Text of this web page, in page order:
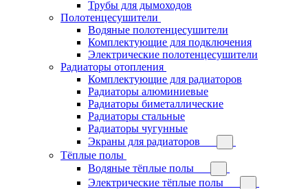
Трубы для дымоходов
Полотенцесушители
Водяные полотенцесушители
Комплектующие для подключения
Электрические полотенцесушители
Радиаторы отопления
Комплектующие для радиаторов
Радиаторы алюминиевые
Радиаторы биметаллические
Радиаторы стальные
Радиаторы чугунные
Экраны для радиаторов
Тёплые полы
Водяные тёплые полы
Электрические тёплые полы